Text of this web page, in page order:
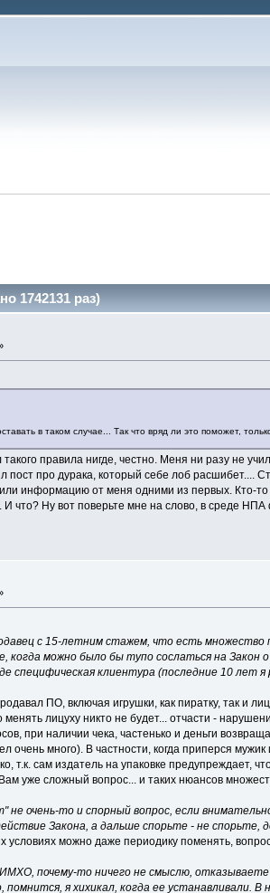
1742131 раз)
в таком случае... Так что вряд ли это поможет,
правила нигде, честно. Меня ни разу не
про дурака, который себе лоб расшибет....
информацию от меня одними из первых. Кто-
И что? Ну вот поверьте мне на слово, в среде
с 15-летним стажем, что есть
когда можно было бы тупо сослаться на
специфическая клиентура (последние 10 лет
ПО, включая игрушки, как пиратку, так и
лицуху никто не будет... отчасти -
при наличии чека, частенько и деньги
очень много). В частности, когда приперся
т.к. сам издатель на упаковке предупреждает,
уже сложный вопрос... и таких нюансов
не очень-то и спорный вопрос, если
Закона, а дальше спорьте - не спорьте,
условиях можно даже периодику поменять,
почему-то ничего не смыслю,
я хихикал, когда ее устанавливали.